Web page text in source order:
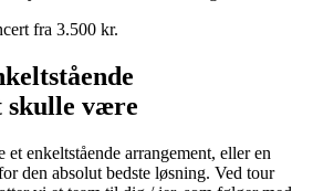
fra 3.500 kr.
skulle være
enkeltstående arrangement, eller en
den absolut bedste løsning. Ved tour